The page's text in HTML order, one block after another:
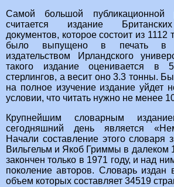
Самой большой
считается издание
документов, которое состоит из
было выпущено в печать в
издательством Ирландского
такого издание оценивается в
стерлингов, а весит оно 3.3 тонны.
на полное изучение издание уйдет
условии, что читать нужно не менее
Крупнейшим словарным
сегодняшний день является
Начали составление этого словаря
Вильгельм и Якоб Гриммы в далеком
закончен только в 1971 году, и над
поколение авторов. Словарь
объем которых составляет 34519